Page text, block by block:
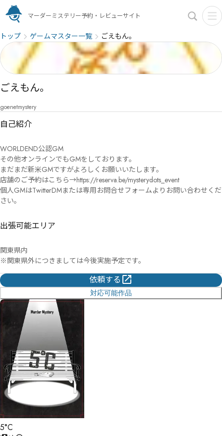
マーダーミステリー予約・レビューサイト
トップ ゲームマスター一覧 ごえもん。
ごえもん。
goenetmystery
自己紹介
WORLDEND公認GM
その他オンラインでもGMをしております。
まだまだ新米GMですがよろしくお願いいたします。
店舗のご予約はこちら→https://reserva.be/mysterydots_event
個人GMはTwitterDMまたは専用お問合せフォームよりお問い合わせくだ
さい。
出張可能エリア
関東県内
※関東県外につきましては今後実施予定です。
依頼する
対応可能作品
5°C